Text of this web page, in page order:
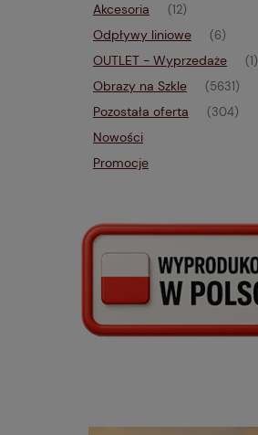
Akcesoria (12)
Odpływy liniowe (6)
OUTLET - Wyprzedaże (1)
Obrazy na Szkle (5631)
Pozostała oferta (304)
Nowości
Promocje